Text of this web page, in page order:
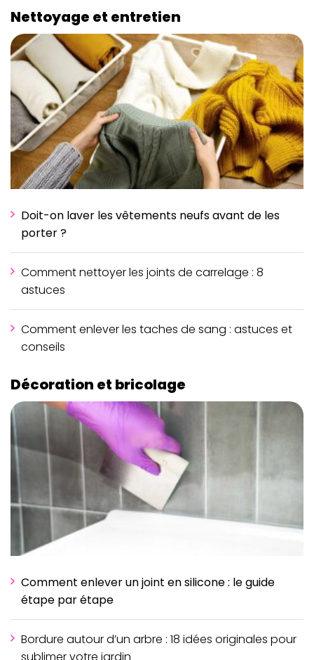
Nettoyage et entretien
Doit-on laver les vêtements neufs avant de les
porter ?
Comment nettoyer les joints de carrelage : 8
astuces
Comment enlever les taches de sang : astuces et
conseils
Décoration et bricolage
Comment enlever un joint en silicone : le guide
étape par étape
Bordure autour d’un arbre : 18 idées originales pour
sublimer votre jardin